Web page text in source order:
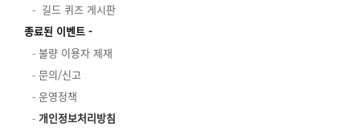
길드 퀴즈 게시판
종료된 이벤트
불량 이용자 제재
문의/신고
운영정책
개인정보처리방침